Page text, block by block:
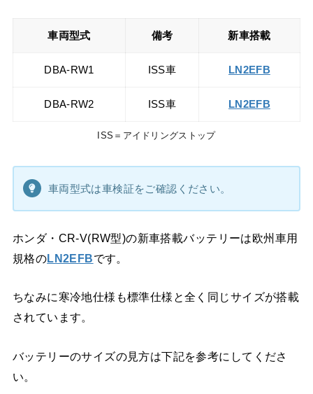
車両型式 備考 新車搭載
DBA-RW1 ISS車 LN2EFB
DBA-RW2 ISS車 LN2EFB
ISS＝アイドリングストップ
車両型式は車検証をご確認ください。
ホンダ・CR-V(RW型)の新車搭載バッテリーは欧州車用
規格のLN2EFBです。
ちなみに寒冷地仕様も標準仕様と全く同じサイズが搭載
されています。
バッテリーのサイズの見方は下記を参考にしてくださ
い。